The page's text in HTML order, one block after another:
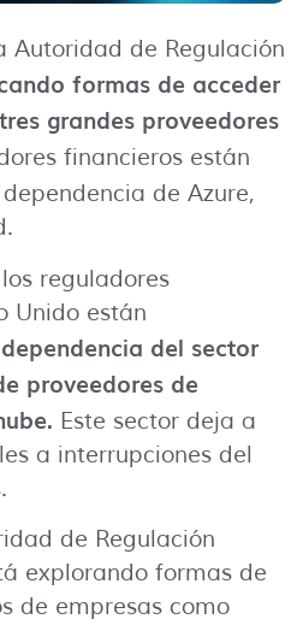
Autoridad de Regulación
formas de acceder
grandes proveedores
financieros están
de Azure,
reguladores
Unido están
dependencia del sector
proveedores de
Este sector deja a
a interrupciones del
de Regulación
explorando formas de
de empresas como